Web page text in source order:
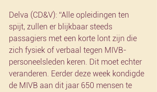
Delva (CD&V): “Alle opleidingen ten
spijt, zullen er blijkbaar steeds
passagiers met een korte lont zijn die
zich fysiek of verbaal tegen MIVB-
personeelsleden keren. Dit moet echter
veranderen. Eerder deze week kondigde
de MIVB aan dit jaar 650 mensen te